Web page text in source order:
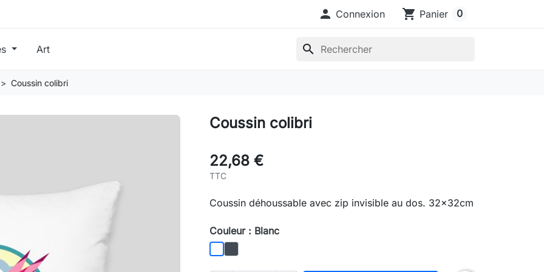
 Connexion shopping_cart Panier 0
Art search
Coussin colibri
Coussin colibri
22,68 €
TTC
Coussin déhoussable avec zip invisible au dos. 32x32cm
Couleur : Blanc
Blanc
Noir